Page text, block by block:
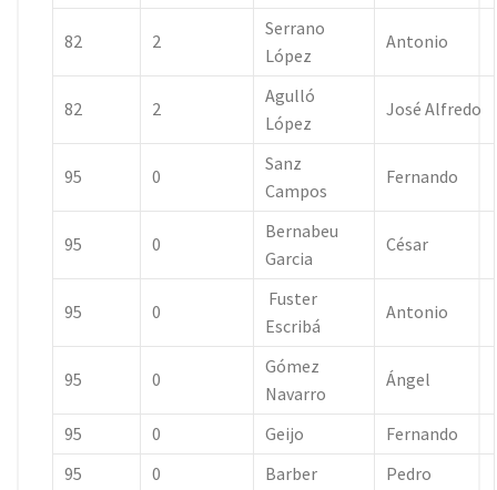
82 2
Serrano
López
Antonio
82 2
Agulló
López
José Alfredo
95 0
Sanz
Campos
Fernando
95 0
Bernabeu
Garcia
César
95 0
Fuster
Escribá
Antonio
95 0
Gómez
Navarro
Ángel
95 0 Geijo
Fernando
95
0 Barber Pedro